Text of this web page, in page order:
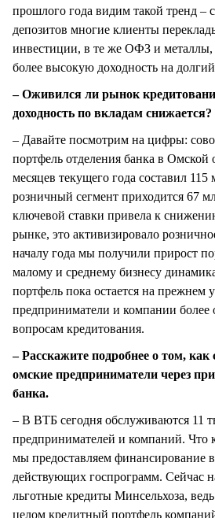
прошлого года видим такой тренд –
депозитов многие клиенты
инвестиции, в те же ОФЗ и металлы,
более высокую доходность на
– Оживился ли рынок
доходность по вкладам снижается?
– Давайте посмотрим на цифры:
портфель отделения банка в Омской
месяцев текущего года составил
розничный сегмент приходится 67
ключевой ставки привела к
рынке, это активизировало
началу года мы получили прирост
малому и среднему бизнесу
портфель пока остается на прежнем
предприниматели и компании более
вопросам кредитования.
– Расскажите подробнее о том, как
омские предприниматели через
банка.
– В ВТБ сегодня обслуживаются 11
предпринимателей и компаний. Что
мы предоставляем финансирование
действующих госпрограмм. Сейчас
льготные кредиты Минсельхоза,
целом кредитный портфель